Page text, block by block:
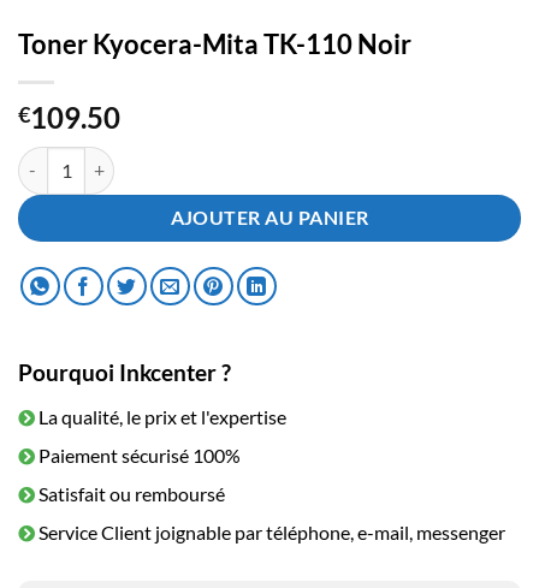
Toner Kyocera-Mita TK-110 Noir
€109.50
quantité de Toner Kyocera-Mita TK-110 Noir
AJOUTER AU PANIER
Pourquoi Inkcenter ?
La qualité, le prix et l'expertise
Paiement sécurisé 100%
Satisfait ou remboursé
Service Client joignable par téléphone, e-mail, messenger